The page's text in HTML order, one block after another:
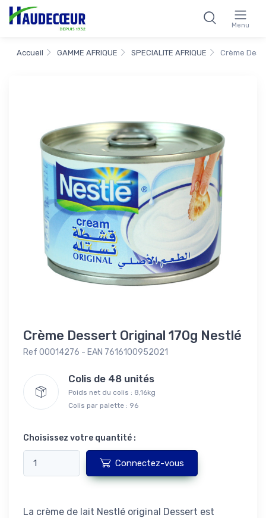
Menu
Accueil GAMME AFRIQUE SPECIALITE AFRIQUE Crème
Crème Dessert Original 170g Nestlé
Ref 00014276 - EAN 7616100952021
Colis de 48 unités
Poids net du colis : 8,16kg
Colis par palette : 96
Choisissez votre quantité :
Connectez-vous
La crème de lait Nestlé original Dessert est